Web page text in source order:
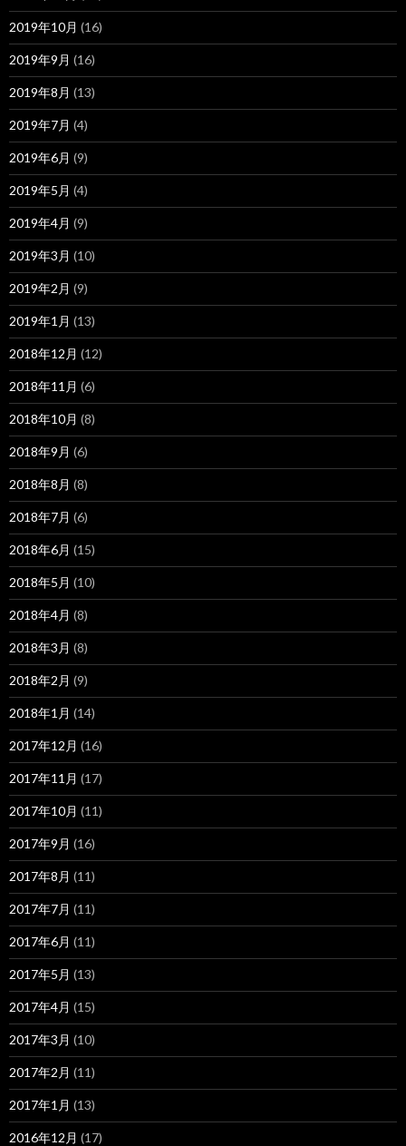
2019年10月 (16)
2019年9月 (16)
2019年8月 (13)
2019年7月 (4)
2019年6月 (9)
2019年5月 (4)
2019年4月 (9)
2019年3月 (10)
2019年2月 (9)
2019年1月 (13)
2018年12月 (12)
2018年11月 (6)
2018年10月 (8)
2018年9月 (6)
2018年8月 (8)
2018年7月 (6)
2018年6月 (15)
2018年5月 (10)
2018年4月 (8)
2018年3月 (8)
2018年2月 (9)
2018年1月 (14)
2017年12月 (16)
2017年11月 (17)
2017年10月 (11)
2017年9月 (16)
2017年8月 (11)
2017年7月 (11)
2017年6月 (11)
2017年5月 (13)
2017年4月 (15)
2017年3月 (10)
2017年2月 (11)
2017年1月 (13)
2016年12月 (17)